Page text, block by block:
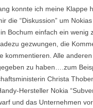
konnte ich meine Klappe
die “Diskussion” um
Bochum einfach ein wenig
gezwungen, die
kommentieren. Alle
zu haben….zum
Christa
Hersteller Nokia
und das Unternehmen